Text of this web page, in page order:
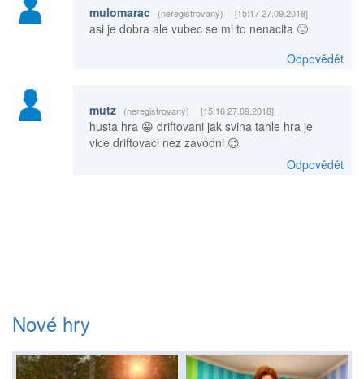
mulomarac (neregistrovaný) [15:17 27.09.2018]
asi je dobra ale vubec se mi to nenacita 🙁
Odpovědět
mutz (neregistrovaný) [15:16 27.09.2018]
husta hra 😀 driftovani jak svina tahle hra je
vice driftovaci nez zavodni 😉
Odpovědět
Nové hry